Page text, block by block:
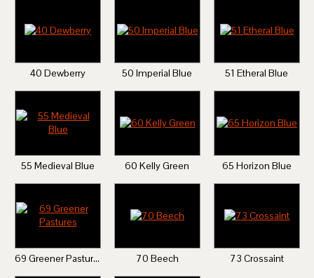
40 Dewberry 50 Imperial Blue 51 Etheral Blue
55 Medieval Blue 60 Kelly Green 65 Horizon Blue
69 Greener Pastures 70 Beech 73 Crossaint